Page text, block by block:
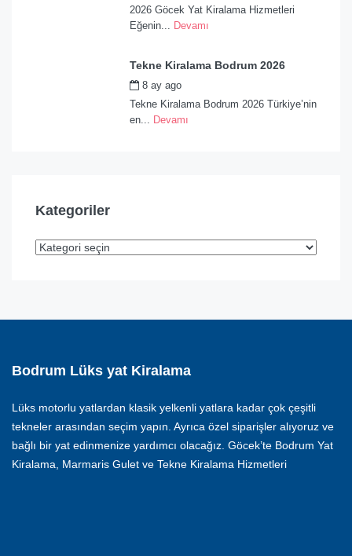
2026 Göcek Yat Kiralama Hizmetleri
Eğenin... Devamı
Tekne Kiralama Bodrum 2026
8 ay ago
Tekne Kiralama Bodrum 2026 Türkiye’nin
en... Devamı
Kategoriler
Bodrum Lüks yat Kiralama
Lüks motorlu yatlardan klasik yelkenli yatlara kadar çok çeşitli
tekneler arasından seçim yapın. Ayrıca özel siparişler alıyoruz ve
bağlı bir yat edinmenize yardımcı olacağız. Göcek’te Bodrum Yat
Kiralama, Marmaris Gulet ve Tekne Kiralama Hizmetleri